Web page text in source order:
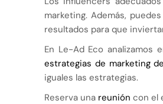
marketing. Además,
resultados para que
En Le-Ad Eco analizamos
estrategias de marketing
iguales las estrategias.
Reserva una reunión con el